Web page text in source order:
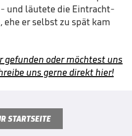
und läutete die Eintracht-
ehe er selbst zu spät kam
gefunden oder möchtest uns
uns gerne direkt hier!
STARTSEITE